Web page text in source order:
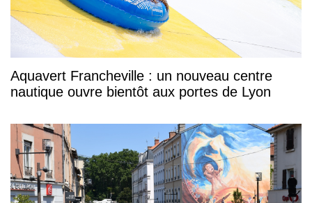
Aquavert Francheville : un nouveau centre
nautique ouvre bientôt aux portes de Lyon